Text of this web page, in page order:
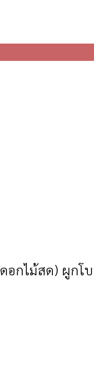
กไม้สด) ผูกโ